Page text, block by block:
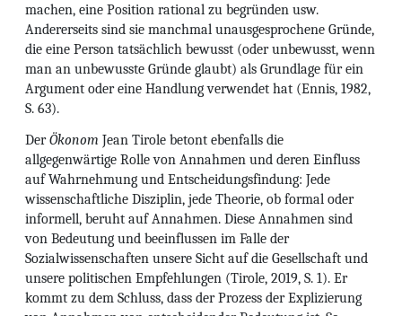
machen, eine Position rational zu begründen usw.
Andererseits sind sie manchmal unausgesprochene Gründe,
die eine Person tatsächlich bewusst (oder unbewusst, wenn
man an unbewusste Gründe glaubt) als Grundlage für ein
Argument oder eine Handlung verwendet hat (Ennis, 1982,
S. 63).
DerÖkonom Jean Tirole betont ebenfalls die
allgegenwärtige Rolle von Annahmen und deren Einfluss
auf Wahrnehmung und Entscheidungsfindung: Jede
wissenschaftliche Disziplin, jede Theorie, ob formal oder
informell, beruht auf Annahmen. Diese Annahmen sind
von Bedeutung und beeinflussen im Falle der
Sozialwissenschaften unsere Sicht auf die Gesellschaft und
unsere politischen Empfehlungen (Tirole, 2019, S. 1). Er
kommt zu dem Schluss, dass der Prozess der Explizierung